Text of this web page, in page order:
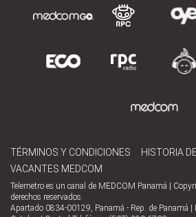
TÉRMINOS Y CONDICIONES
HISTORIA
VACANTES MEDCOM
Telemetro es un canal de MEDCOM Panamá |
derechos reservados.
Apartado 0834-00129, Panamá - Rep. de Panamá |